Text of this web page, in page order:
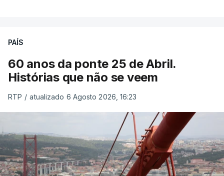
PAÍS
60 anos da ponte 25 de Abril.
Histórias que não se veem
RTP / atualizado 6 Agosto 2026, 16:23